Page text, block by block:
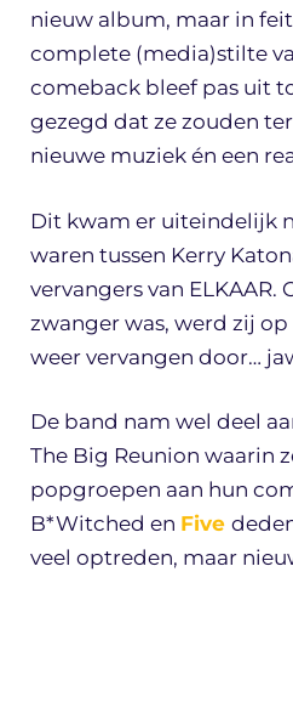
nieuw album, maar in
complete (media)stilte
comeback bleef pas uit
gezegd dat ze zouden
nieuwe muziek én een
Dit kwam er uiteindelijk
waren tussen Kerry
vervangers van ELKAAR.
zwanger was, werd zij
weer vervangen door…
De band nam wel deel
The Big Reunion waarin
popgroepen aan hun
B*Witched en Five
veel optreden, maar